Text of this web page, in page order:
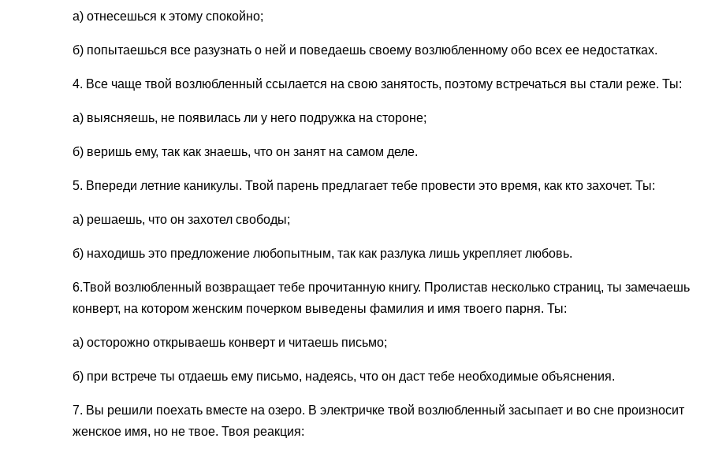
а) отнесешься к этому спокойно;
б) попытаешься все разузнать о ней и поведаешь своему возлюбленному обо всех ее недостатках.
4. Все чаще твой возлюбленный ссылается на свою занятость, поэтому встречаться вы стали реже. Ты:
а) выясняешь, не появилась ли у него подружка на стороне;
б) веришь ему, так как знаешь, что он занят на самом деле.
5. Впереди летние каникулы. Твой парень предлагает тебе провести это время, как кто захочет. Ты:
а) решаешь, что он захотел свободы;
б) находишь это предложение любопыт­ным, так как разлука лишь укрепляет лю­бовь.
6.Твой возлюбленный возвращает тебе прочитанную книгу. Пролистав не­сколько страниц, ты замечаешь
кон­верт, на котором женским почерком выведены фамилия и имя твоего пар­ня. Ты:
а) осторожно открываешь конверт и чи­таешь письмо;
б) при встрече ты отдаешь ему письмо, надеясь, что он даст тебе необходимые объяснения.
7. Вы решили поехать вместе на озе­ро. В электричке твой возлюбленный засыпает и во сне произносит
женское имя, но не твое. Твоя реакция: